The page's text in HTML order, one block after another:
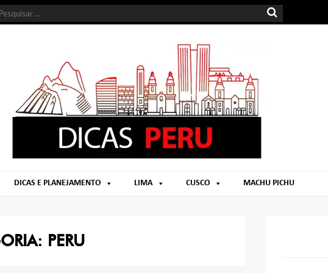
DICAS E PLANEJAMENTO LIMA CUSCO MACHU PICHU
PERU